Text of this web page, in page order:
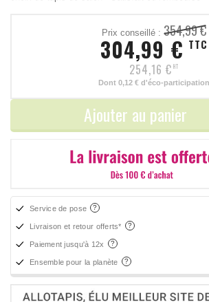
Prix conseillé : 354,99 €
304,99 € TTC
254,16 € HT
Dont 0,12 € d'éco-participation
Ajouter au panier
Service de pose
Livraison et retour offerts*
Paiement jusqu'à 12x
Ensemble pour la planète